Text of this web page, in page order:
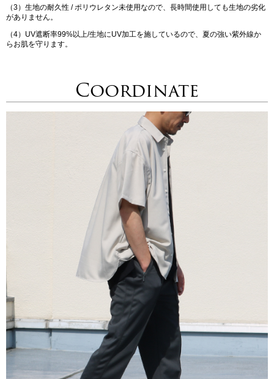
（3）生地の耐久性 / ポリウレタン未使用なので、長時間使用しても生地の劣化
がありません。
（4）UV遮断率99%以上/生地にUV加工を施しているので、夏の強い紫外線か
らお肌を守ります。
Coordinate